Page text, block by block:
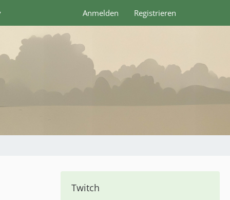
Anmelden Registrieren
Twitch